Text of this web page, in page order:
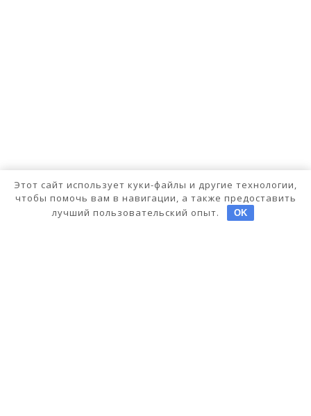
Этот сайт использует куки-файлы и другие технологии,
чтобы помочь вам в навигации, а также предоставить
лучший пользовательский опыт.
OK